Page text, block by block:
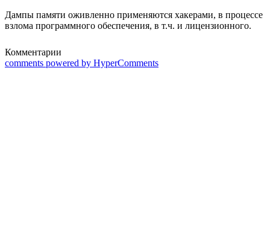
Дампы памяти оживленно применяются хакерами, в процессе
взлома программного обеспечения, в т.ч. и лицензионного.
Комментарии
comments powered by HyperComments